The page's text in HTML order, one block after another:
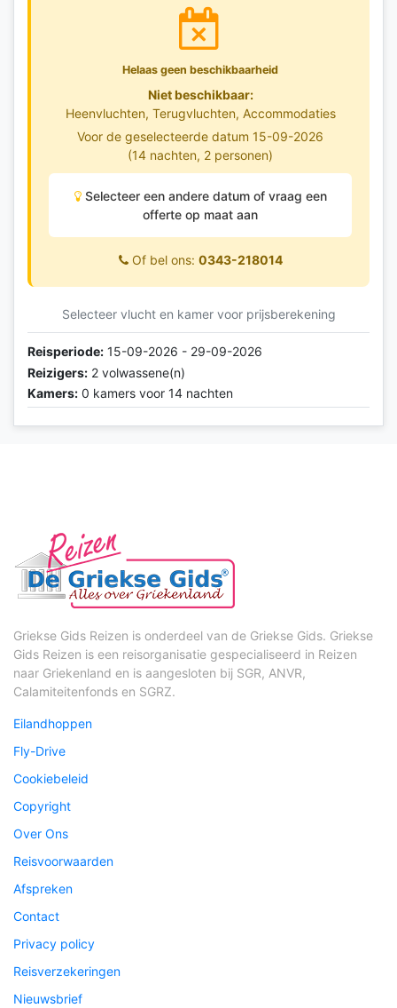
Helaas geen beschikbaarheid
Niet beschikbaar:
Heenvluchten, Terugvluchten, Accommodaties
Voor de geselecteerde datum 15-09-2026
(14 nachten, 2 personen)
Selecteer een andere datum of vraag een
offerte op maat aan
Of bel ons: 0343-218014
Selecteer vlucht en kamer voor prijsberekening
Reisperiode: 15-09-2026 - 29-09-2026
Reizigers: 2 volwassene(n)
Kamers: 0 kamers voor 14 nachten
Griekse Gids Reizen is onderdeel van de Griekse Gids. Griekse
Gids Reizen is een reisorganisatie gespecialiseerd in Reizen
naar Griekenland en is aangesloten bij SGR, ANVR,
Calamiteitenfonds en SGRZ.
Eilandhoppen
Fly-Drive
Cookiebeleid
Copyright
Over Ons
Reisvoorwaarden
Afspreken
Contact
Privacy policy
Reisverzekeringen
Nieuwsbrief